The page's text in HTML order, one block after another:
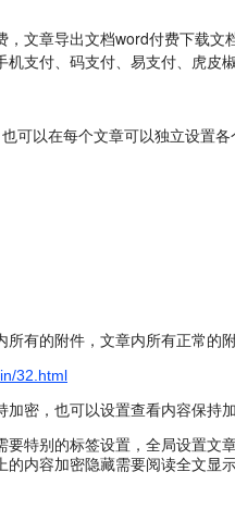
文章导出文档word付费下载
支付、码支付、易支付、虎皮
可以在每个文章可以独立设置
有的附件，文章内所有正常的
32.html
密，也可以设置查看内容保持
特别的标签设置，全局设置
内容加密隐藏需要阅读全文显示